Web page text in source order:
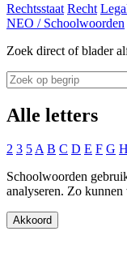
Rechtsstaat Recht
NEO / Schoolwoorden
Zoek direct of blader
Alle letters
2 3 5A B C D E F G H
Schoolwoorden
analyseren. Zo kunnen
Akkoord